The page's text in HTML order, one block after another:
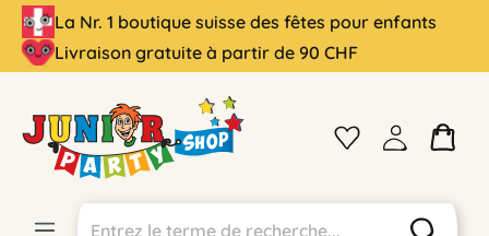
principal
La Nr. 1 boutique suisse des fêtes pour enfants
Livraison gratuite à partir de 90 CHF